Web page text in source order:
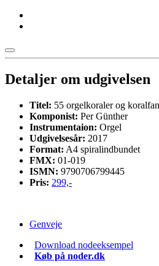
Detaljer om udgivelsen
Titel: 55 orgelkoraler og
Komponist: Per Günther
Instrumentaion: Orgel
Udgivelsesår: 2017
Format: A4 spiralindbundet
FMX: 01-019
ISMN: 9790706799445
Pris: 299,-
Genveje
Download nodeeksempel
Køb på noder.dk